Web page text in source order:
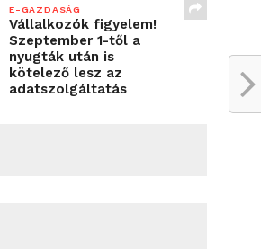
E-GAZDASÁG
Vállalkozók figyelem!
Szeptember 1-től a
nyugták után is
kötelező lesz az
adatszolgáltatás